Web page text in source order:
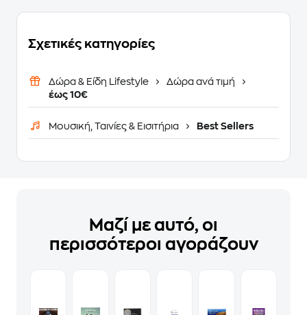
Σχετικές κατηγορίες
Δώρα & Είδη Lifestyle
Δώρα ανά τιμή
έως 10€
Μουσική, Ταινίες & Εισιτήρια Best Sellers
Μαζί με αυτό, οι
περισσότεροι αγοράζουν